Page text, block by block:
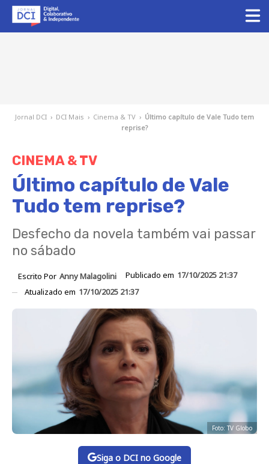
Jornal DCI › DCI Mais › Cinema & TV › Último capítulo de Vale Tudo tem
reprise?
CINEMA & TV
Último capítulo de Vale
Tudo tem reprise?
Desfecho da novela também vai passar
no sábado
Escrito Por Anny Malagolini Publicado em 17/10/2025 21:37
Atualizado em 17/10/2025 21:37
Foto: TV Globo
Siga o DCI no Google